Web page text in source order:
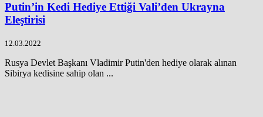
Putin’in Kedi Hediye Ettiği Vali’den Ukrayna
Eleştirisi
12.03.2022
Rusya Devlet Başkanı Vladimir Putin'den hediye olarak alınan
Sibirya kedisine sahip olan ...